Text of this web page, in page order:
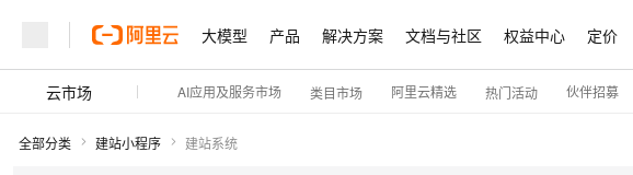
大模型 产品 解决方案 文档与社区 权益中心 定价
云市场 AI应用及服务市场 类目市场 阿里云精选 热门活动 伙伴招募
全部分类 建站小程序 建站系统